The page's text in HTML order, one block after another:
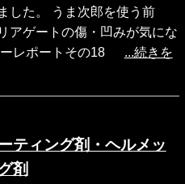
した。 うま次郎を使う前
アゲートの傷・凹みが気にな
レポートその18 ...続きを
ティング剤・ヘルメッ
剤